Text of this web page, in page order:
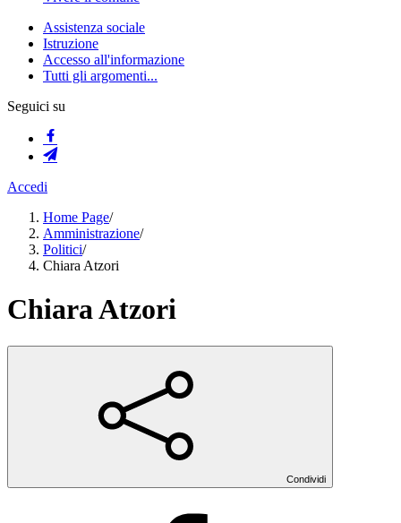
Assistenza sociale
Istruzione
Accesso all'informazione
Tutti gli argomenti...
Seguici su
Accedi
Home Page/
Amministrazione/
Politici/
Chiara Atzori
Chiara Atzori
Condividi